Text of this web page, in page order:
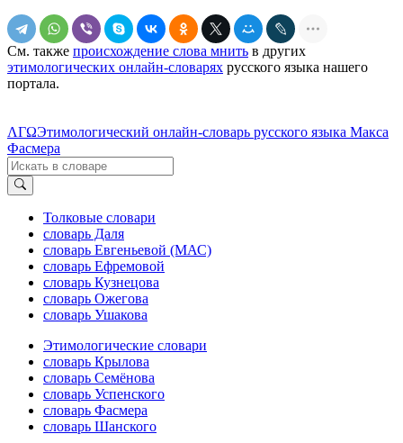
См. также происхождение слова мнить в других
этимологических онлайн-словарях русского языка нашего
портала.
ΛΓΩЭтимологический онлайн-словарь русского языка Макса
Фасмера
Толковые словари
словарь Даля
словарь Евгеньевой (МАС)
словарь Ефремовой
словарь Кузнецова
словарь Ожегова
словарь Ушакова
Этимологические словари
словарь Крылова
словарь Семёнова
словарь Успенского
словарь Фасмера
словарь Шанского